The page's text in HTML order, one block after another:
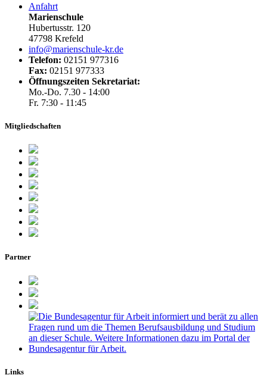
Anfahrt
Marienschule
Hubertusstr. 120
47798 Krefeld
info@marienschule-kr.de
Telefon: 02151 977316
Fax: 02151 977333
Öffnungszeiten Sekretariat:
Mo.-Do. 7.30 - 14:00
Fr. 7:30 - 11:45
Mitgliedschaften
Partner
Links